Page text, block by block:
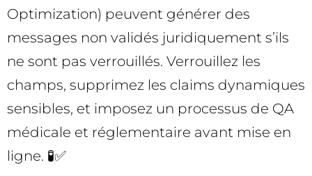
Optimization) peuvent générer des
messages non validés juridiquement s’ils
ne sont pas verrouillés. Verrouillez les
champs, supprimez les claims dynamiques
sensibles, et imposez un processus de QA
médicale et réglementaire avant mise en
ligne. 🧪✅